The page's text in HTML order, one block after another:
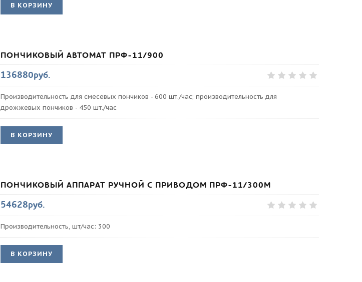
В КОРЗИНУ
ПОНЧИКОВЫЙ АВТОМАТ ПРФ-11/900
136880руб.
Производительность для смесевых пончиков - 600 шт./час; производительность для
дрожжевых пончиков - 450 шт./час
В КОРЗИНУ
ПОНЧИКОВЫЙ АППАРАТ РУЧНОЙ С ПРИВОДОМ ПРФ-11/300М
54628руб.
Производительность, шт/час: 300
В КОРЗИНУ